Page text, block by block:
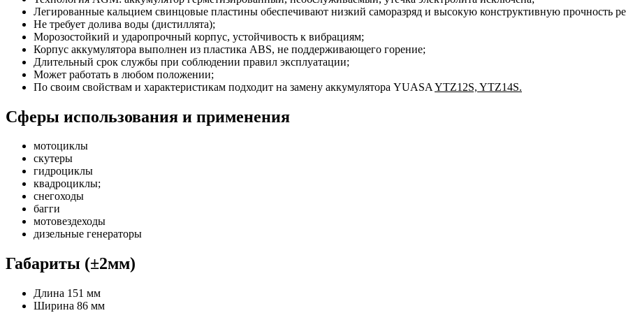
Легированные кальцием свинцовые пластины обеспечивают низкий саморазряд и высокую конструктивную прочность
Не требует долива воды (дистиллята);
Морозостойкий и ударопрочный корпус, устойчивость к вибрациям;
Корпус аккумулятора выполнен из пластика ABS, не поддерживающего горение;
Длительный срок службы при соблюдении правил эксплуатации;
Может работать в любом положении;
По своим свойствам и характеристикам подходит на замену аккумулятора YUASA YTZ12S, YTZ14S.
Cферы использования и применения
мотоциклы
скутеры
гидроциклы
квадроциклы;
снегоходы
багги
мотовездеходы
дизельные генераторы
Габариты (±2мм)
Длина 151 мм
Ширина 86 мм